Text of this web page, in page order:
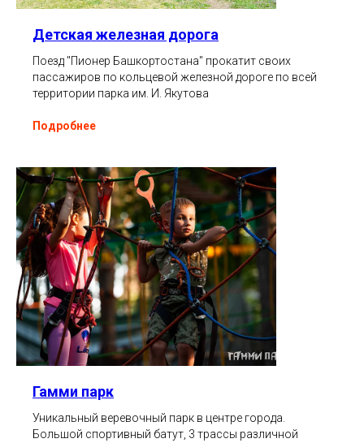
Детская железная дорога
Поезд "Пионер Башкортостана" прокатит своих
пассажиров по кольцевой железной дороге по всей
территории парка им. И. Якутова
Подробнее
Гамми парк
Уникальный веревочный парк в центре города.
Большой спортивный батут, 3 трассы различной